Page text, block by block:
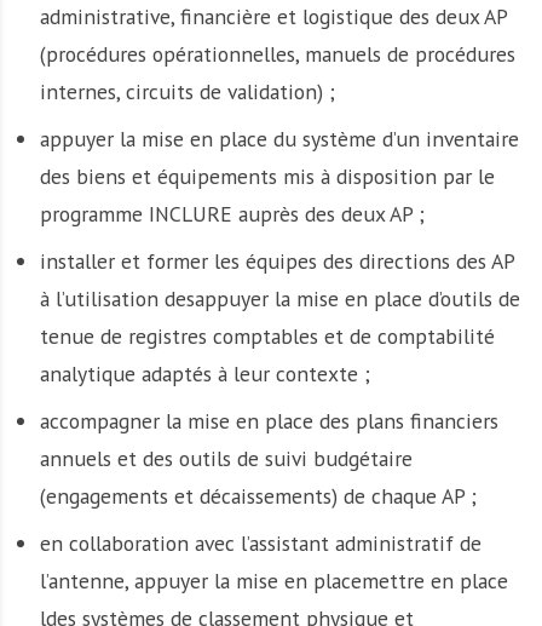
administrative, financière et logistique des deux AP
(procédures opérationnelles, manuels de procédures
internes, circuits de validation) ;
appuyer la mise en place du système d’un inventaire
des biens et équipements mis à disposition par le
programme INCLURE auprès des deux AP ;
installer et former les équipes des directions des AP
à l’utilisation desappuyer la mise en place d’outils de
tenue de registres comptables et de comptabilité
analytique adaptés à leur contexte ;
accompagner la mise en place des plans financiers
annuels et des outils de suivi budgétaire
(engagements et décaissements) de chaque AP ;
en collaboration avec l’assistant administratif de
l’antenne, appuyer la mise en placemettre en place
ldes systèmes de classement physique et